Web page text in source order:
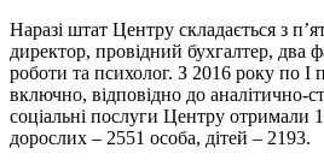
Наразі штат Центру складається з
директор, провідний бухгалтер, два
роботи та психолог. З 2016 року по І
включно, відповідно до аналітично-
соціальні послуги Центру отримали
дорослих – 2551 особа, дітей – 2193.